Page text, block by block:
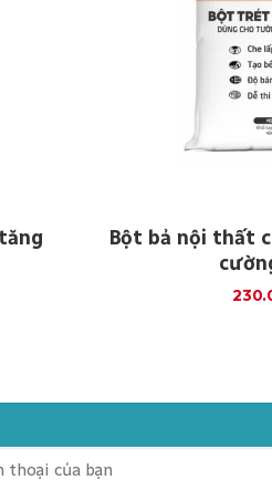
Bột bả nội thất